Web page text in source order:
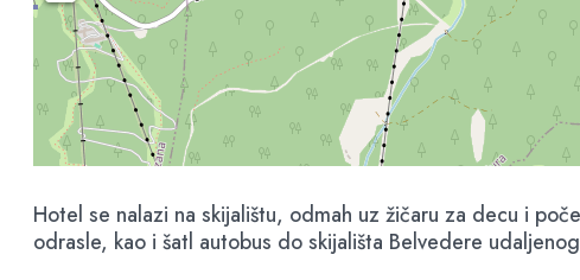
Hotel se nalazi na skijalištu, odmah uz žičaru za decu i
odrasle, kao i šatl autobus do skijališta Belvedere